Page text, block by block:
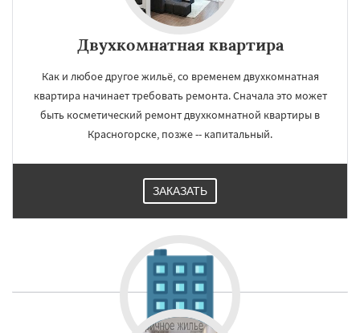
Двухкомнатная квартира
Как и любое другое жильё, со временем двухкомнатная
квартира начинает требовать ремонта. Сначала это может
быть косметический ремонт двухкомнатной квартиры в
Красногорске, позже -- капитальный.
ЗАКАЗАТЬ